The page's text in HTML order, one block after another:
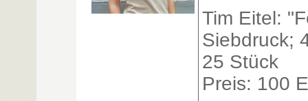
Tim Eitel:
Siebdruck;
25 Stück
Preis: 100